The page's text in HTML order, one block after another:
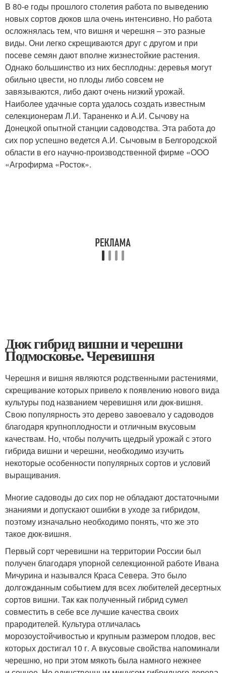
В 80-е годы прошлого столетия работа по выведению
новых сортов дюков шла очень интенсивно. Но работа
осложнялась тем, что вишня и черешня – это разные
виды. Они легко скрещиваются друг с другом и при
посеве семян дают вполне жизнестойкие растения.
Однако большинство из них бесплодны: деревья могут
обильно цвести, но плоды либо совсем не
завязываются, либо дают очень низкий урожай.
Наиболее удачные сорта удалось создать известным
селекционерам Л.И. Тараненко и А.И. Сычову на
Донецкой опытной станции садоводства. Эта работа до
сих пор успешно ведется А.И. Сычовым в Белгородской
области в его научно-производственной фирме «ООО
«Агрофирма «Росток».
Дюк гибрид вишни и черешни
Подмосковье. Черевишня
Черешня и вишня являются родственными растениями,
скрещивание которых привело к появлению нового вида
культуры под названием черевишня или дюк-вишня.
Свою популярность это дерево завоевало у садоводов
благодаря крупноплодности и отличным вкусовым
качествам. Но, чтобы получить щедрый урожай с этого
гибрида вишни и черешни, необходимо изучить
некоторые особенности популярных сортов и условий
выращивания.
Многие садоводы до сих пор не обладают достаточными
знаниями и допускают ошибки в уходе за гибридом,
поэтому изначально необходимо понять, что же это
такое дюк-вишня.
Первый сорт черевишни на территории России был
получен благодаря упорной селекционной работе Ивана
Мичурина и назывался Краса Севера. Это было
долгожданным событием для всех любителей десертных
сортов вишни. Так как полученный гибрид сумел
совместить в себе все лучшие качества своих
прародителей. Культура отличалась
морозоустойчивостью и крупным размером плодов, вес
которых достигал 10 г. А вкусовые свойства напоминали
черешню, но при этом мякоть была намного нежнее